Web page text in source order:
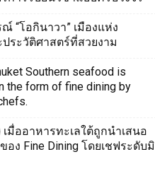
“โอกินาวา” เมืองแห่ง
ระวัติศาสตร์ที่สวยงาม
Southern seafood is
the form of fine dining by
เมื่ออาหารทะเลใต้ถูกนำเสนอ
ง Fine Dining โดยเชฟระดับมิ